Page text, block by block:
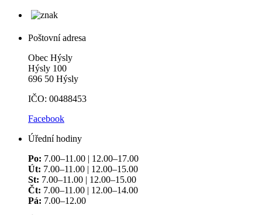
Poštovní adresa
Obec Hýsly
Hýsly 100
696 50 Hýsly
IČO: 00488453
Facebook
Úřední hodiny
Po: 7.00–11.00 | 12.00–17.00
Út: 7.00–11.00 | 12.00–15.00
St: 7.00–11.00 | 12.00–15.00
Čt: 7.00–11.00 | 12.00–14.00
Pá: 7.00–12.00